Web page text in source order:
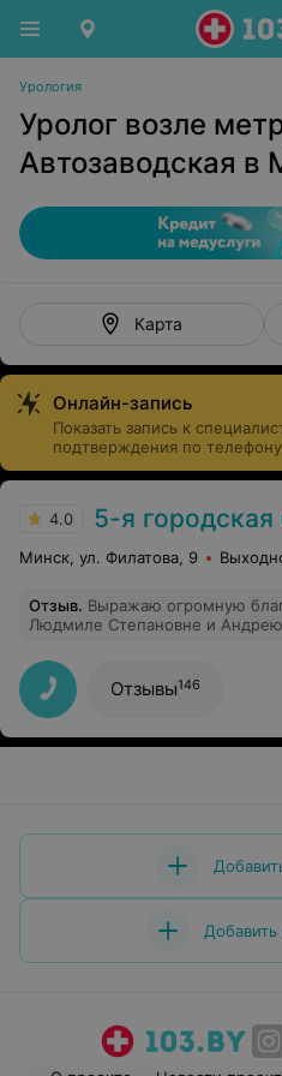
Урология
Уролог возле
Автозаводская в
Карта
Онлайн-запись
Показать запись к
подтверждения по телефону
4.0 5-я городская
Минск, ул. Филатова, 9
Отзыв. Выражаю огромную
Людмиле Степановне и Андрею
такие врачи, которые помагают
полноценной жизни и
здоровым!!!!
Отзывы146